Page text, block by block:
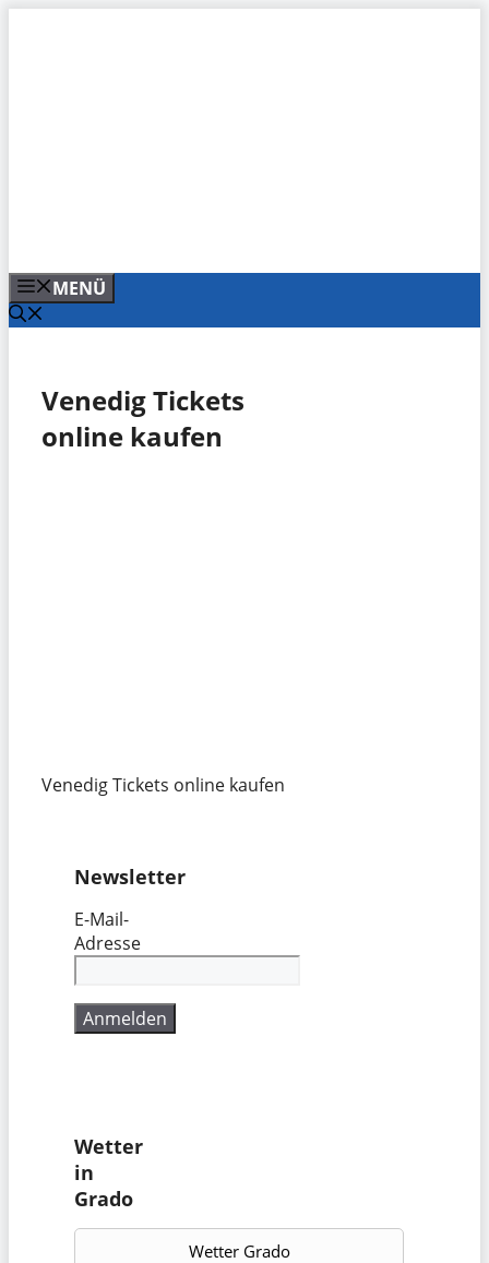
MENÜ
Venedig Tickets
online kaufen
Venedig Tickets online kaufen
Newsletter
E-Mail-
Adresse
Wetter
in
Grado
Wetter Grado